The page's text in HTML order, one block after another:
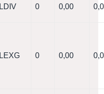
LDIV 0 0,00
LEXG 0 0,00